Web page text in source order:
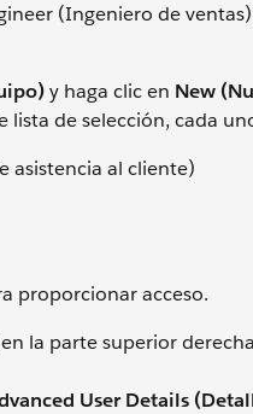
(Ingeniero de
y haga clic en New
lista de selección, cada
asistencia al cliente)
proporcionar acceso.
la parte superior
User Details